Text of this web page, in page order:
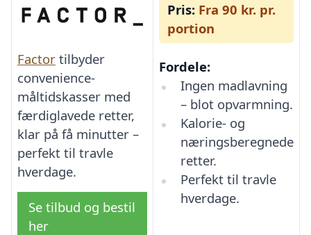
Factor tilbyder
convenience-
måltidskasser med
færdiglavede retter,
klar på få minutter –
perfekt til travle
hverdage.
Se tilbud og bestil
her
Pris: Fra 90 kr. pr.
portion
Fordele:
Ingen madlavning
– blot opvarmning.
Kalorie- og
næringsberegnede
retter.
Perfekt til travle
hverdage.